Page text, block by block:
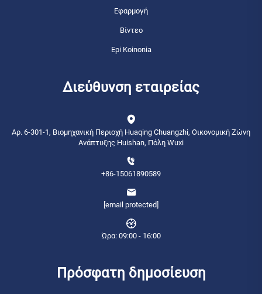
Εφαρμογή
Βίντεο
Epi Koinonia
Διεύθυνση εταιρείας
Αρ. 6-301-1, Βιομηχανική Περιοχή Huaqing Chuangzhi, Οικονομική Ζώνη
Ανάπτυξης Huishan, Πόλη Wuxi
+86-15061890589
[email protected]
Ώρα: 09:00 - 16:00
Πρόσφατη δημοσίευση